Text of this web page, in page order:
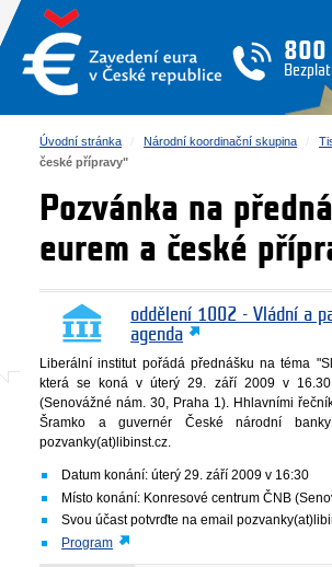
800
Úvodní stránka Národní koordinační skupina
české přípravy"
Pozvánka na
eurem a české
oddělení 1002 - Vládní a
agenda
Liberální institut pořádá přednášku na téma
která se koná v úterý 29. září 2009 v
(Senovážné nám. 30, Praha 1). Hhlavními
Šramko a guvernér České národní
pozvanky(at)libinst.cz.
Datum konání: úterý 29. září 2009 v 16:30
Místo konání: Konresové centrum ČNB
Svou účast potvrďte na email
Program